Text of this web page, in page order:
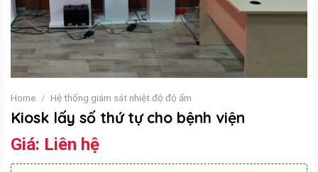
Home / Hệ thống giám sát nhiệt độ độ ẩm
Kiosk lấy số thứ tự cho bệnh viện
Giá: Liên hệ